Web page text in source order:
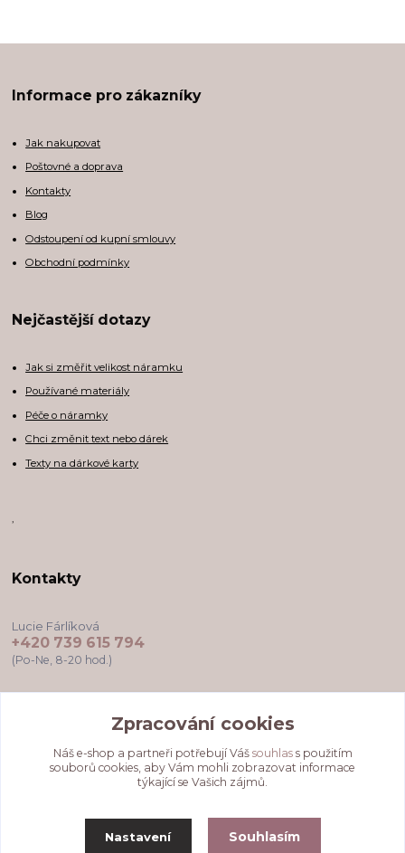
Informace pro zákazníky
Jak nakupovat
Poštovné a doprava
Kontakty
Blog
Odstoupení od kupní smlouvy
Obchodní podmínky
Nejčastější dotazy
Jak si změřit velikost náramku
Používané materiály
Péče o náramky
Chci změnit text nebo dárek
Texty na dárkové karty
,
Kontakty
Lucie Fárlíková
+420 739 615 794
(Po-Ne, 8-20 hod.)
Upravit sběr cookies.
Zpracování cookies
Náš e-shop a partneři potřebují Váš souhlass použitím
souborů cookies, aby Vám mohli zobrazovat informace
týkající se Vašich zájmů.
Nastavení Souhlasím